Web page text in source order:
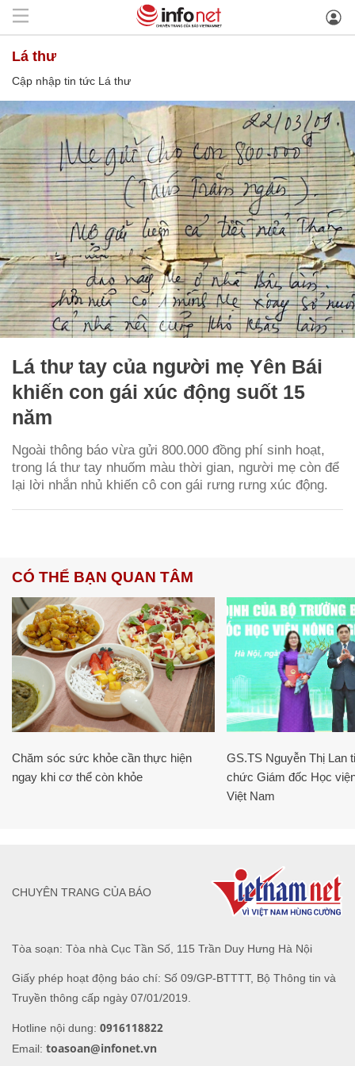
Lá thư
Cập nhập tin tức Lá thư
Lá thư tay của người mẹ Yên Bái
khiến con gái xúc động suốt 15
năm
Ngoài thông báo vừa gửi 800.000 đồng phí sinh hoạt,
trong lá thư tay nhuốm màu thời gian, người mẹ còn để
lại lời nhắn nhủ khiến cô con gái rưng rưng xúc động.
CÓ THỂ BẠN QUAN TÂM
Chăm sóc sức khỏe cần thực hiện
ngay khi cơ thể còn khỏe
GS.TS Nguyễn Thị Lan
chức Giám đốc Học
Việt Nam
Tòa soạn: Tòa nhà Cục Tần Số, 115 Trần Duy Hưng Hà Nội
Giấy phép hoạt động báo chí: Số 09/GP-BTTTT, Bộ Thông tin và
Truyền thông cấp ngày 07/01/2019.
Hotline nội dung: 0916118822
Email: toasoan@infonet.vn
CHUYÊN TRANG CỦA BÁO